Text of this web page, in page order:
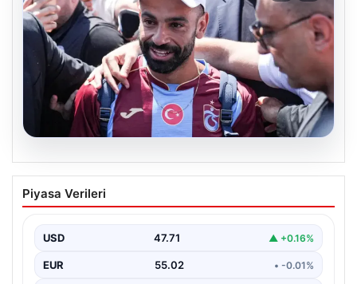
05.08.2026
Mohamed Salah Trabzon’da Coşkuyla
Karşılandı
ilgi ve büyük heyecan eşliğinde Trabzon'a geldi.
Dünyaca…
Piyasa Verileri
USD 47.71 ▲ +0.16%
EUR 55.02 • -0.01%